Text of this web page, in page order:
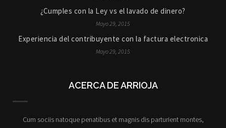
¿Cumples con la Ley vs el lavado de dinero?
Mayo 29, 2015
Experiencia del contribuyente con la factura electronica
Mayo 29, 2015
ACERCA DE ARRIOJA
Cum sociis natoque penatibus et magnis dis parturient montes,